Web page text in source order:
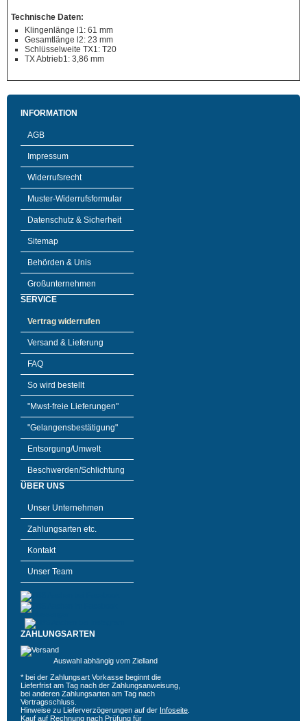
Technische Daten:
Klingenlänge l1: 61 mm
Gesamtlänge l2: 23 mm
Schlüsselweite TX1: T20
TX Abtrieb1: 3,86 mm
INFORMATION
AGB
Impressum
Widerrufsrecht
Muster-Widerrufsformular
Datenschutz & Sicherheit
Sitemap
Behörden & Unis
Großunternehmen
SERVICE
Vertrag widerrufen
Versand & Lieferung
FAQ
So wird bestellt
"Mwst-freie Lieferungen"
"Gelangensbestätigung"
Entsorgung/Umwelt
Beschwerden/Schlichtung
ÜBER UNS
Unser Unternehmen
Zahlungsarten etc.
Kontakt
Unser Team
ZAHLUNGSARTEN
Auswahl abhängig vom Zielland
* bei der Zahlungsart Vorkasse beginnt die
Lieferfrist am Tag nach der Zahlungsanweisung,
bei anderen Zahlungsarten am Tag nach
Vertragsschluss.
Hinweise zu Lieferverzögerungen auf der Infoseite
Kauf auf Rechnung nach Prüfung für